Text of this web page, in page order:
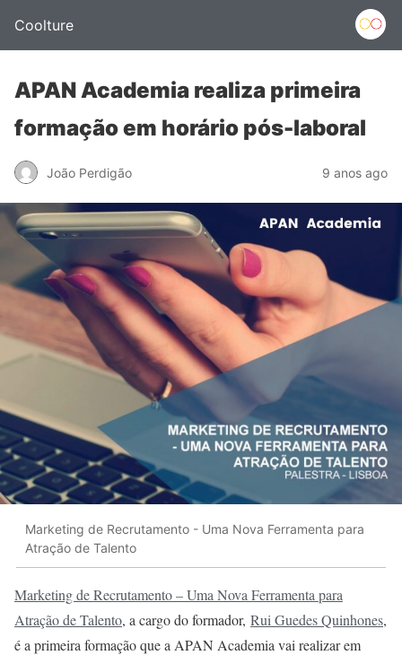
Coolture
APAN Academia realiza primeira
formação em horário pós-laboral
João Perdigão 9 anos ago
Marketing de Recrutamento - Uma Nova Ferramenta para
Atração de Talento
Marketing de Recrutamento– Uma Nova Ferramenta para
Atração de Talento, a cargo do formador, Rui Guedes Quinhones,
é a primeira formação que a APAN Academia vai realizar em